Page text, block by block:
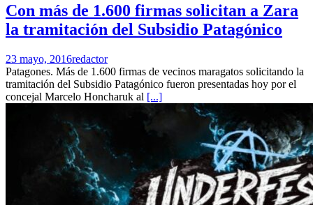
Con más de 1.600 firmas solicitan a Zara
la tramitación del Subsidio Patagónico
23 mayo, 2016redactor
Patagones. Más de 1.600 firmas de vecinos maragatos solicitando la
tramitación del Subsidio Patagónico fueron presentadas hoy por el
concejal Marcelo Honcharuk al [...]